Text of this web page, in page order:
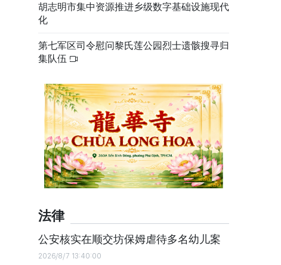
胡志明市集中资源推进乡级数字基础设施现代
化
第七军区司令慰问黎氏莲公园烈士遗骸搜寻归
集队伍
法律
公安核实在顺交坊保姆虐待多名幼儿案
2026/8/7 13:40:00